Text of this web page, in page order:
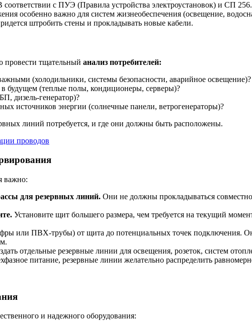
соответствии с ПУЭ (Правила устройства электроустановок) и СП
особенно важно для систем жизнеобеспечения (освещение,
штробить стены и прокладывать новые кабели.
провести тщательный анализ потребителей:
(холодильники, системы безопасности, аварийное освещение)?
будущем (теплые полы, кондиционеры, серверы)?
дизель-генератор)?
источников энергии (солнечные панели, ветрогенераторы)?
линий потребуется, и где они должны быть расположены.
проводов
важно:
для резервных линий. Они не должны прокладываться
Установите щит большего размера, чем требуется на текущий
или ПВХ-трубы) от щита до потенциальных точек подключения.
отдельные резервные линии для освещения, розеток, систем
питание, резервные линии желательно распределить
и надежного оборудования: